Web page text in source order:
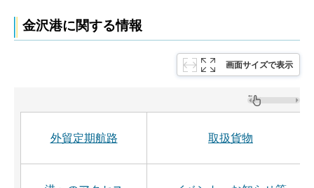
金沢港に関する情報
画面サイズで表示
外貿定期航路 取扱貨物